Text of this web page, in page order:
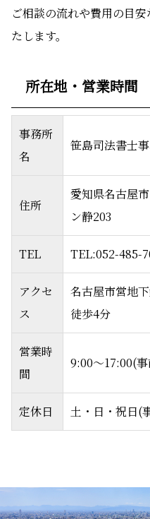
ご相談の流れや費用の目
たします。
所在地・営業時間
事務所
名
笹島司法書士
住所
愛知県名古屋
ン静203
TEL TEL:052-485-
アクセ
ス
名古屋市営地
徒歩4分
営業時
間
9:00～17:00(
定休日 土・日・祝日(